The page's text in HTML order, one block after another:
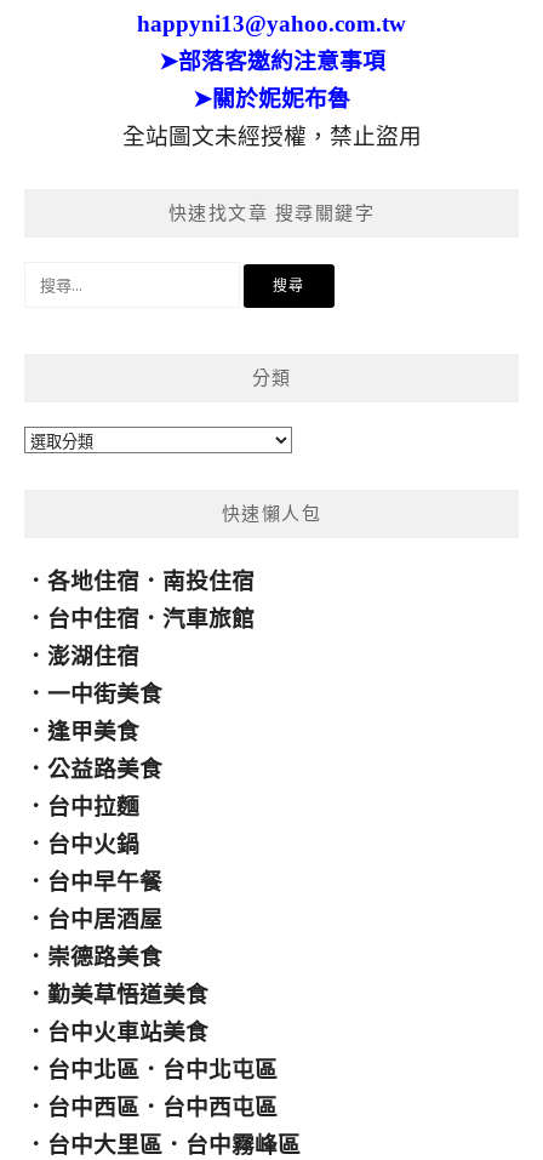
happyni13@yahoo.com.tw
➤部落客邀約注意事項
➤關於妮妮布魯
全站圖文未經授權，禁止盜用
快速找文章 搜尋關鍵字
分類
分
快速懶人包
． 各地住宿 ． 南投住宿
． 台中住宿 ． 汽車旅館
． 澎湖住宿
． 一中街美食
． 逢甲美食
． 公益路美食
． 台中拉麵
． 台中火鍋
． 台中早午餐
． 台中居酒屋
． 崇德路美食
． 勤美草悟道美食
． 台中火車站美食
． 台中北區 ． 台中北屯區
． 台中西區 ． 台中西屯區
． 台中大里區 ． 台中霧峰區